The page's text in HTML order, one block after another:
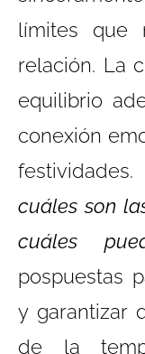
límites que
relación. La
equilibrio
conexión
cuáles son
cuáles
pospuestas
y garantizar
de la